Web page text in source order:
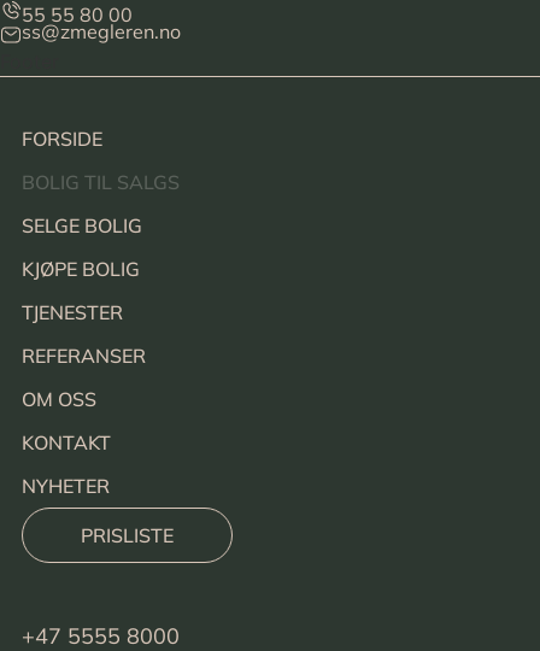
55 55 80 00
ss@zmegleren.no
FORSIDE
BOLIG TIL SALGS
SELGE BOLIG
KJØPE BOLIG
TJENESTER
REFERANSER
OM OSS
KONTAKT
NYHETER
PRISLISTE
+47 5555 8000